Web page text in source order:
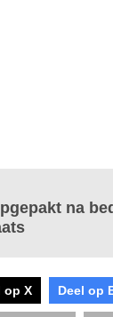
na
op X Deel op